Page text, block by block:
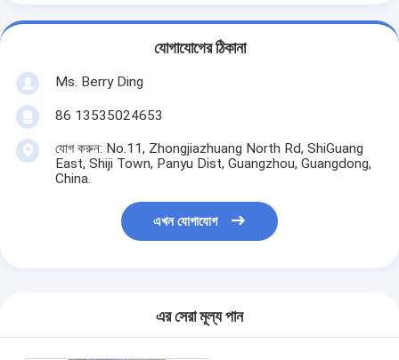
যোগাযোগের ঠিকানা
Ms. Berry Ding
86 13535024653
যোগ করুন: No.11, Zhongjiazhuang North Rd, ShiGuang
East, Shiji Town, Panyu Dist, Guangzhou, Guangdong,
China.
এখন যোগাযোগ
এর সেরা মূল্য পান